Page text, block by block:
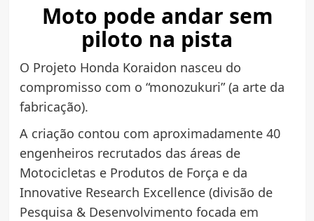
Moto pode andar sem
piloto na pista
O Projeto Honda Koraidon nasceu do
compromisso com o “monozukuri” (a arte da
fabricação).
A criação contou com aproximadamente 40
engenheiros recrutados das áreas de
Motocicletas e Produtos de Força e da
Innovative Research Excellence (divisão de
Pesquisa & Desenvolvimento focada em